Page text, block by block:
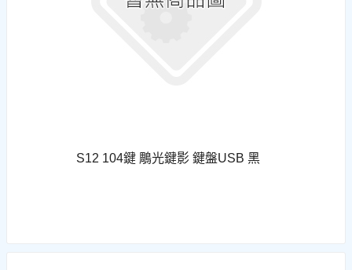
S12 104鍵 鵰光鍵影 鍵盤USB 黑